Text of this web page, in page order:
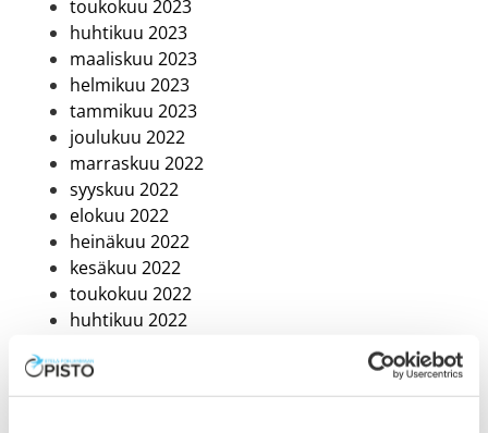
toukokuu 2023
huhtikuu 2023
maaliskuu 2023
helmikuu 2023
tammikuu 2023
joulukuu 2022
marraskuu 2022
syyskuu 2022
elokuu 2022
heinäkuu 2022
kesäkuu 2022
toukokuu 2022
huhtikuu 2022
helmikuu 2022
tammikuu 2022